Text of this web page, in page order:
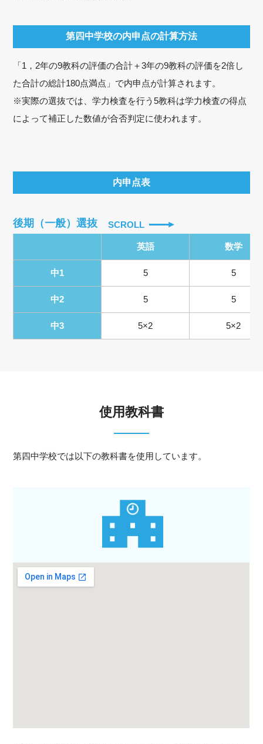
第四中学校の内申点の計算方法
「1，2年の9教科の評価の合計＋3年の9教科の評価を2倍し
た合計の総計180点満点」で内申点が計算されます。
※実際の選抜では、学力検査を行う5教科は学力検査の得点
によって補正した数値が合否判定に使われます。
内申点表
後期（一般）選抜 SCROLL
英語 数学
中1 5 5
中2 5 5
中3 5×2 5×2
使用教科書
第四中学校では以下の教科書を使用しています。